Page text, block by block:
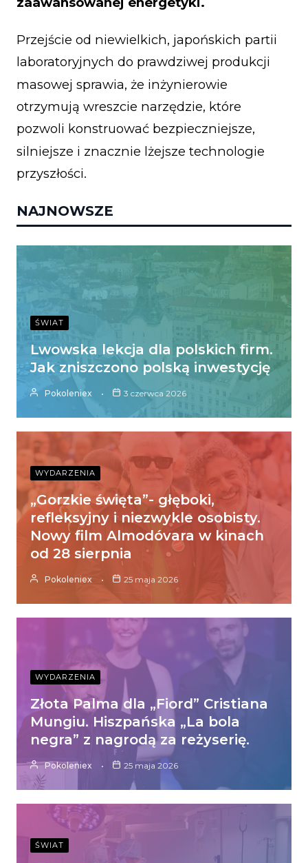
Przejście od niewielkich, japońskich partii
laboratoryjnych do prawdziwej produkcji
masowej sprawia, że inżynierowie
otrzymują wreszcie narzędzie, które
pozwoli konstruować bezpieczniejsze,
silniejsze i znacznie lżejsze technologie
przyszłości.
NAJNOWSZE
ŚWIAT
Lwowska lekcja dla polskich firm.
Jak zniszczono polską inwestycję
Pokoleniex 3 czerwca 2026
WYDARZENIA
„Gorzkie święta”- głęboki,
refleksyjny i niezwykle osobisty.
Nowy film Almodóvara w kinach
od 28 sierpnia
Pokoleniex 25 maja 2026
WYDARZENIA
Złota Palma dla „Fiord” Cristiana
Mungiu. Hiszpańska „La bola
negra” z nagrodą za reżyserię.
Pokoleniex 25 maja 2026
ŚWIAT